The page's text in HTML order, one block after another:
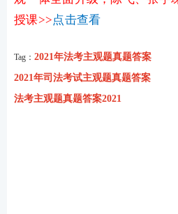
授课>>点击查看
Tag： 2021年法考主观题真题答案
2021年司法考试主观题真题答案
法考主观题真题答案2021